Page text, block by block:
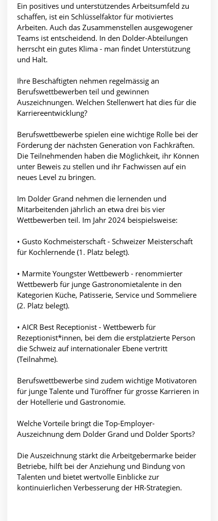
Ein positives und unterstützendes Arbeitsumfeld zu
schaffen, ist ein Schlüsselfaktor für motiviertes
Arbeiten. Auch das Zusammenstellen ausgewogener
Teams ist entscheidend. In den Dolder-Abteilungen
herrscht ein gutes Klima - man findet Unterstützung
und Halt.
Ihre Beschäftigten nehmen regelmässig an
Berufswettbewerben teil und gewinnen
Auszeichnungen. Welchen Stellenwert hat dies für die
Karriereentwicklung?
Berufswettbewerbe spielen eine wichtige Rolle bei der
Förderung der nächsten Generation von Fachkräften.
Die Teilnehmenden haben die Möglichkeit, ihr Können
unter Beweis zu stellen und ihr Fachwissen auf ein
neues Level zu bringen.
Im Dolder Grand nehmen die lernenden und
Mitarbeitenden jährlich an etwa drei bis vier
Wettbewerben teil. Im Jahr 2024 beispielsweise:
• Gusto Kochmeisterschaft - Schweizer Meisterschaft
für Kochlernende (1. Platz belegt).
• Marmite Youngster Wettbewerb - renommierter
Wettbewerb für junge Gastronomietalente in den
Kategorien Küche, Patisserie, Service und Sommeliere
(2. Platz belegt).
• AICR Best Receptionist - Wettbewerb für
Rezeptionist*innen, bei dem die erstplatzierte Person
die Schweiz auf internationaler Ebene vertritt
(Teilnahme).
Berufswettbewerbe sind zudem wichtige Motivatoren
für junge Talente und Türöffner für grosse Karrieren in
der Hotellerie und Gastronomie.
Welche Vorteile bringt die Top-Employer-
Auszeichnung dem Dolder Grand und Dolder Sports?
Die Auszeichnung stärkt die Arbeitgebermarke beider
Betriebe, hilft bei der Anziehung und Bindung von
Talenten und bietet wertvolle Einblicke zur
kontinuierlichen Verbesserung der HR-Strategien.